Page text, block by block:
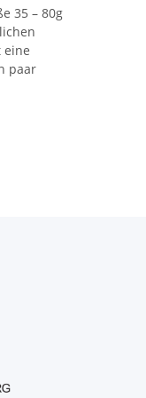
35 – 80g
eine
paar